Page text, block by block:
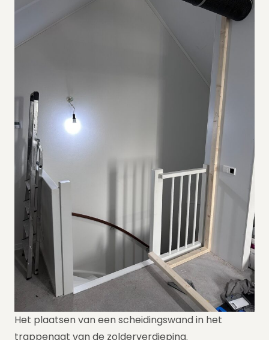
Het plaatsen van een scheidingswand in het
trappengat van de zolderverdieping.